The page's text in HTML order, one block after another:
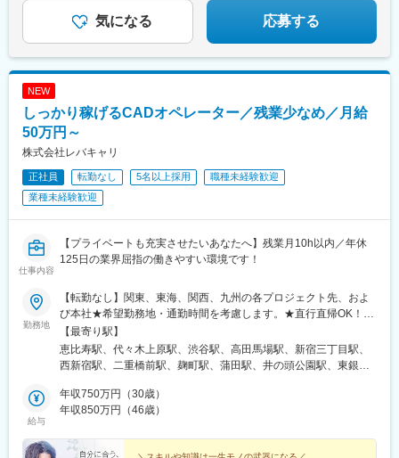
駅、南越谷駅、天下茶屋駅、千種駅、伏見駅(愛知県)、栄駅(愛知
県)、東梅田駅、阿倍野駅(阪堺線)、今宮戎駅、鶴橋駅、京橋駅(大
阪府)、南方駅(大阪府)、上小田井駅、上飯田駅、鶴舞駅、藤が丘
駅(愛知県)、金山駅(愛知県)、国際センター駅、谷津駅、流山おお
たかの森駅、藤沢駅、大阪駅、なんば駅(地下鉄)、天王寺駅、新大
駅、弁天町駅、西九条駅、千里中央駅(北大阪急行)、茨木駅、北新
地駅、名鉄名古屋駅、近鉄名古屋駅、豊橋駅、刈谷駅、赤池駅(愛
知県)、星ケ丘駅(愛知県)、高蔵寺駅、博多駅、天神駅、小倉駅(福
岡県)、福岡空港駅(鉄道)、姪浜駅、西新駅、天神南駅、大橋駅(福
岡県)、中洲川端駅、千早駅、青井駅、北参道駅、浜松町駅、西日
暮里駅(舎人ライナー)、祐天寺駅、江古田駅、二子新地駅、阿倍野
駅(地下鉄)、鴫野駅、西中島南方駅、丸の内駅(愛知県)、小田井
駅、上前津駅、東別院駅、新今宮駅前駅、なかもず駅、千鳥橋
駅、千里中央駅(大阪モノレール)、新豊橋駅、祇園駅(福岡県)、西
鉄福岡駅、渡辺通駅、櫛田神社前駅、西鉄千早駅、竹橋駅、御成
門駅、新桜台駅、梅田駅(地下鉄)、蒲生四丁目駅、天王寺駅前駅、
前駅
気になる 応募する
NEW
しっかり稼げるCADオペレーター／残業少なめ／月給
50万円～
株式会社レバキャリ
正社員 転勤なし 5名以上採用
職種未経験歓迎
業種未経験歓迎
仕事内容
【プライベートも充実させたいあなたへ】残業月10h以内／年休
125日の業界屈指の働きやすい環境です！
勤務地
【転勤なし】関東、東海、関西、九州の各プロジェクト先、およ
び本社★希望勤務地・通勤時間を考慮します。★直行直帰OK！
★U・Iターン歓迎！住宅手当あり★全国出張が可能な方には充実
手当あり◎▼プロジェクト先【関東】東京、埼玉、千葉、神奈川
など【東海】愛知【関西】大阪【九州】福岡▼本社東京都品川区
【最寄り駅】
恵比寿駅、代々木上原駅、渋谷駅、高田馬場駅、新宿三丁目駅、
西新宿駅、二重橋前駅、麹町駅、蒲田駅、井の頭公園駅、東銀座
船堀駅、押上駅、木場駅(東京都)、清澄白河駅、有楽町駅、豊洲
駅、南砂町駅、綾瀬駅、三田駅(東京都)、森下駅(東京都)、高輪台
駅、亀戸駅、テレコムセンター駅、六本木駅、田町駅(東京都)、白
給与
年収750万円（30歳）
年収850万円（46歳）